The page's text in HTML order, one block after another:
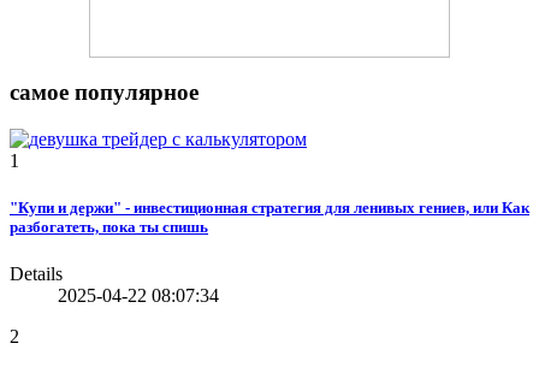
самое популярное
1
"Купи и держи" - инвестиционная стратегия для ленивых гениев, или Как
разбогатеть, пока ты спишь
Details
2025-04-22 08:07:34
2